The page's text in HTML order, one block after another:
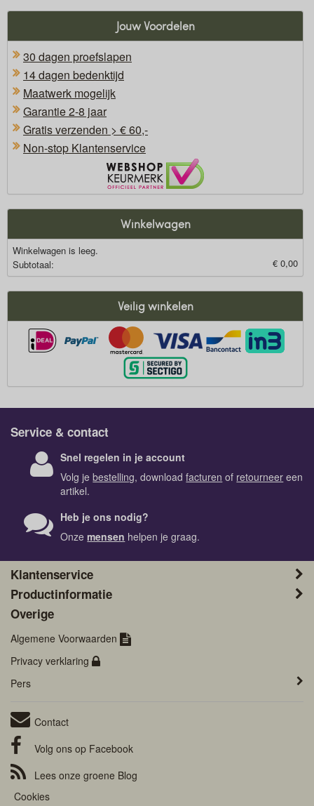
Jouw Voordelen
30 dagen proefslapen
14 dagen bedenktijd
Maatwerk mogelijk
Garantie 2-8 jaar
Gratis verzenden > € 60,-
Non-stop Klantenservice
Winkelwagen
Winkelwagen is leeg.
Subtotaal:
€ 0,00
Veilig winkelen
Service & contact
Snel regelen in je account
Volg jebestelling, downloadfacturen of retourneer een
artikel.
Heb je ons nodig?
Onzemensen helpen je graag.
Klantenservice
Productinformatie
Overige
Algemene Voorwaarden
Privacy verklaring
Pers
Contact
Volg ons op Facebook
Lees onze groene Blog
Cookies